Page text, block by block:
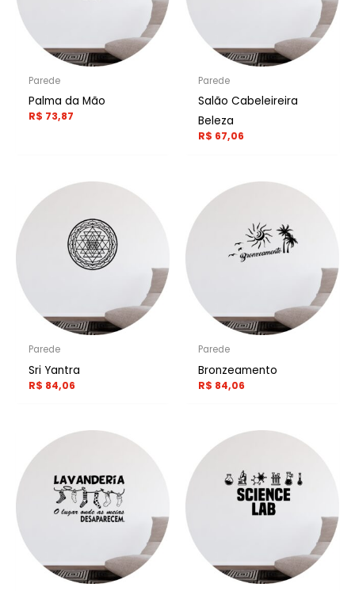
Parede
Palma da Mão
R$ 73,87
Parede
Salão Cabeleireira
Beleza
R$ 67,06
Parede
Sri Yantra
R$ 84,06
Parede
Bronzeamento
R$ 84,06